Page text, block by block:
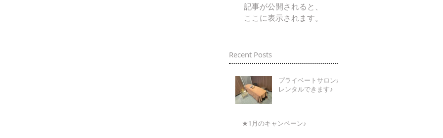
記事が公開されると、
ここに表示されます。
Recent Posts
プライベートサロンが
レンタルできます♪
★1月のキャンペーン♪